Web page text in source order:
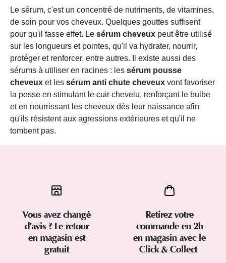
Le sérum, c'est un concentré de nutriments, de vitamines,
de soin pour vos cheveux. Quelques gouttes suffisent
pour qu'il fasse effet. Le sérum cheveux peut être utilisé
sur les longueurs et pointes, qu'il va hydrater, nourrir,
protéger et renforcer, entre autres. Il existe aussi des
sérums à utiliser en racines : les sérum pousse
cheveux et les sérum anti chute cheveux vont favoriser
la posse en stimulant le cuir chevelu, renforçant le bulbe
et en nourrissant les cheveux dès leur naissance afin
qu'ils résistent aux agressions extérieures et qu'il ne
tombent pas.
Vous avez changé
d’avis ? Le retour
en magasin est
gratuit
Retirez votre
commande en 2h
en magasin avec le
Click & Collect